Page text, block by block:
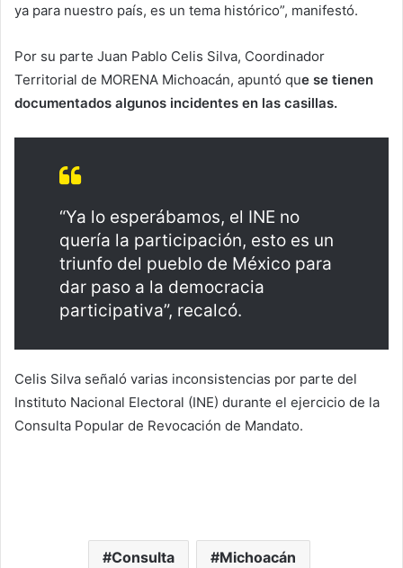
ya para nuestro país, es un tema histórico”, manifestó.
Por su parte Juan Pablo Celis Silva, Coordinador
Territorial de MORENA Michoacán, apuntó que se tienen
documentados algunos incidentes en las casillas.
“Ya lo esperábamos, el INE no
quería la participación, esto es un
triunfo del pueblo de México para
dar paso a la democracia
participativa”, recalcó.
Celis Silva señaló varias inconsistencias por parte del
Instituto Nacional Electoral (INE) durante el ejercicio de la
Consulta Popular de Revocación de Mandato.
Consulta Michoacán